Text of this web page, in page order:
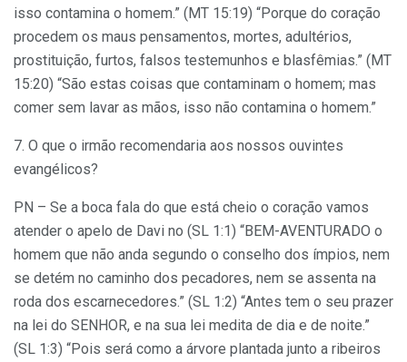
isso contamina o homem.” (MT 15:19) “Porque do coração
procedem os maus pensamentos, mortes, adultérios,
prostituição, furtos, falsos testemunhos e blasfêmias.” (MT
15:20) “São estas coisas que contaminam o homem; mas
comer sem lavar as mãos, isso não contamina o homem.”
7. O que o irmão recomendaria aos nossos ouvintes
evangélicos?
PN – Se a boca fala do que está cheio o coração vamos
atender o apelo de Davi no (SL 1:1) “BEM-AVENTURADO o
homem que não anda segundo o conselho dos ímpios, nem
se detém no caminho dos pecadores, nem se assenta na
roda dos escarnecedores.” (SL 1:2) “Antes tem o seu prazer
na lei do SENHOR, e na sua lei medita de dia e de noite.”
(SL 1:3) “Pois será como a árvore plantada junto a ribeiros